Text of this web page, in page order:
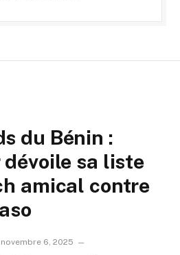
du Bénin :
dévoile sa liste
amical contre
novembre 6, 2025